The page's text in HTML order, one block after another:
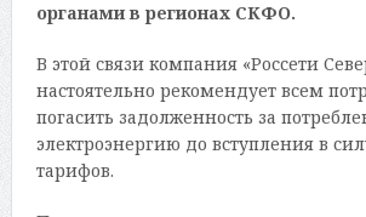
органами в регионах СКФО.
В этой связи компания «Россети
настоятельно рекомендует всем
погасить задолженность за
электроэнергию до вступления в
тарифов.